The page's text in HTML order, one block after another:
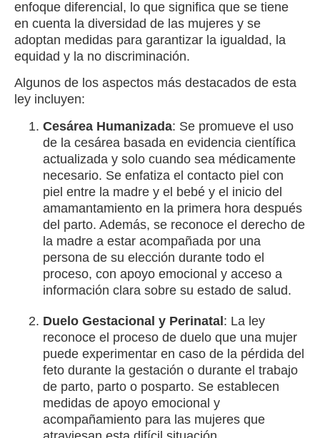
enfoque diferencial, lo que significa que se tiene
en cuenta la diversidad de las mujeres y se
adoptan medidas para garantizar la igualdad, la
equidad y la no discriminación.
Algunos de los aspectos más destacados de esta
ley incluyen:
Cesárea Humanizada: Se promueve el uso
de la cesárea basada en evidencia científica
actualizada y solo cuando sea médicamente
necesario. Se enfatiza el contacto piel con
piel entre la madre y el bebé y el inicio del
amamantamiento en la primera hora después
del parto. Además, se reconoce el derecho de
la madre a estar acompañada por una
persona de su elección durante todo el
proceso, con apoyo emocional y acceso a
información clara sobre su estado de salud.
Duelo Gestacional y Perinatal: La ley
reconoce el proceso de duelo que una mujer
puede experimentar en caso de la pérdida del
feto durante la gestación o durante el trabajo
de parto, parto o posparto. Se establecen
medidas de apoyo emocional y
acompañamiento para las mujeres que